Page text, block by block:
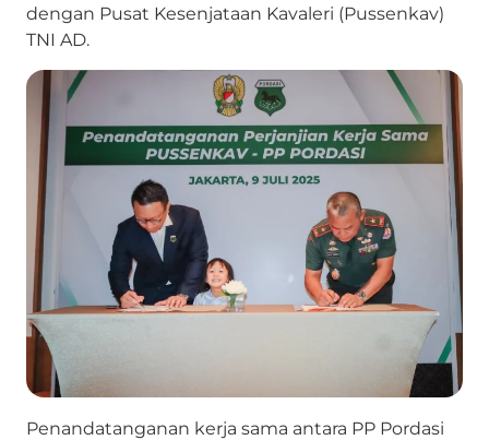
dengan Pusat Kesenjataan Kavaleri (Pussenkav)
TNI AD.
Penandatanganan kerja sama antara PP Pordasi